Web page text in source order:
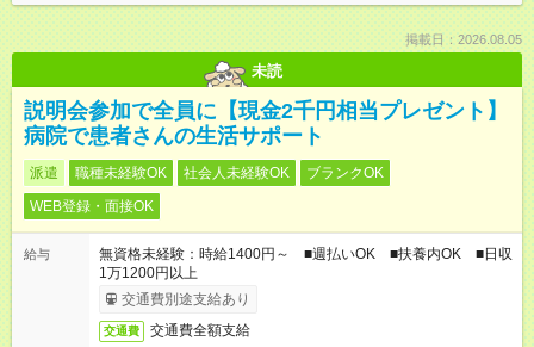
掲載日：2026.08.05
未読
説明会参加で全員に【現金2千円相当プレゼント】
病院で患者さんの生活サポート
派遣 職種未経験OK 社会人未経験OK
ブランクOK
WEB登録・面接OK
給与
無資格未経験：時給1400円～ ■週払いOK ■扶養内OK ■日収
1万1200円以上
交通費別途支給あり
交通費 交通費全額支給